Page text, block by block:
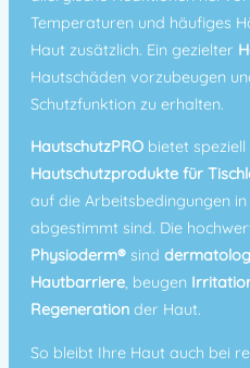
Temperaturen und häufiges
Haut zusätzlich. Ein gezielter
Hautschäden vorzubeugen
Schutzfunktion zu erhalten.
HautschutzPRO bietet
Hautschutzprodukte für
auf die Arbeitsbedingungen in
abgestimmt sind. Die
Physioderm® sind
Hautbarriere, beugen
Regeneration der Haut.
So bleibt Ihre Haut auch bei